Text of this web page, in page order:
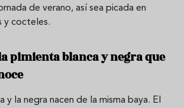
de verano, así sea picada en
y cocteles.
pimienta blanca y negra que
y la negra nacen de la misma baya. El